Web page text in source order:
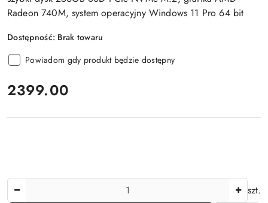
Radeon 740M, system operacyjny Windows 11 Pro 64 bit
Dostępność: Brak towaru
Powiadom gdy produkt będzie dostępny
cena:
2399.00
szt.